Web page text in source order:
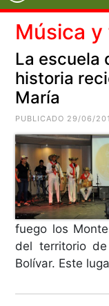
Música
La escuela
historia
María
PUBLICADO 29/06/
fuego los
del territorio
Bolívar. Este